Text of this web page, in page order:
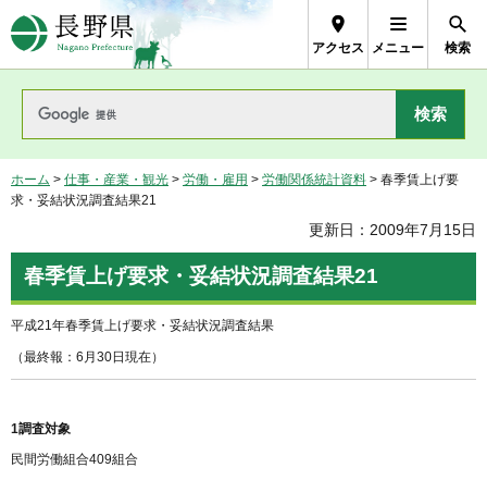
長野県Nagano Prefecture
アクセス メニュー 検索
ホーム > 仕事・産業・観光 > 労働・雇用 > 労働関係統計資料 > 春季賃上げ要
求・妥結状況調査結果21
更新日：2009年7月15日
春季賃上げ要求・妥結状況調査結果21
平成21年春季賃上げ要求・妥結状況調査結果
（最終報：6月30日現在）
1調査対象
民間労働組合409組合